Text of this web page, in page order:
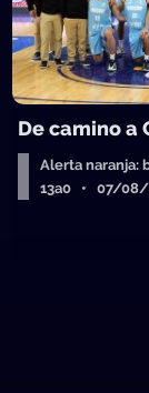
De camino a
Alerta naranja:
13a0 • 07/08/